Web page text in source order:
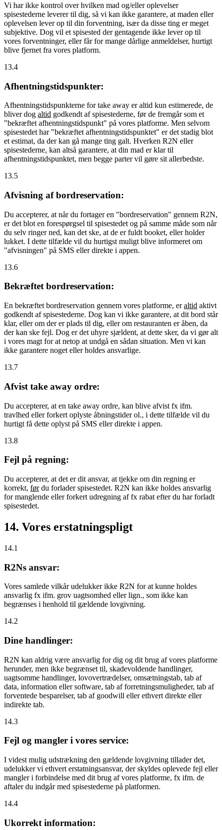
Vi har ikke kontrol over hvilken mad og/eller oplevelser
spisestederne leverer til dig, så vi kan ikke garantere, at maden eller
oplevelsen lever op til din forventning, især da disse ting er meget
subjektive. Dog vil et spisested der gentagende ikke lever op til
vores forventninger, eller får for mange dårlige anmeldelser, hurtigt
blive fjernet fra vores platform.
13.4
Afhentningstidspunkter:
Afhentningstidspunkterne for take away er altid kun estimerede, de
bliver dog altid godkendt af spisestederne, før de fremgår som et
"bekræftet afhentningstidspunkt" på vores platforme. Men selvom
spisestedet har "bekræftet afhentningstidspunktet" er det stadig blot
et estimat, da der kan gå mange ting galt. Hverken R2N eller
spisestederne, kan altså garantere, at din mad er klar til
afhentningstidspunktet, men begge parter vil gøre sit allerbedste.
13.5
Afvisning af bordreservation:
Du accepterer, at når du fortager en "bordreservation" gennem R2N,
er det blot en forespørgsel til spisestedet og på samme måde som når
du selv ringer ned, kan det ske, at de er fuldt booket, eller holder
lukket. I dette tilfælde vil du hurtigst muligt blive informeret om
"afvisningen" på SMS eller direkte i appen.
13.6
Bekræftet bordreservation:
En bekræftet bordreservation gennem vores platforme, eraltid aktivt
godkendt af spisestederne. Dog kan vi ikke garantere, at dit bord står
klar, eller om der er plads til dig, eller om restauranten er åben, da
der kan ske fejl. Dog er det uhyre sjældent, at dette sker, da vi gør alt
i vores magt for at netop at undgå en sådan situation. Men vi kan
ikke garantere noget eller holdes ansvarlige.
13.7
Afvist take away ordre:
Du accepterer, at en take away ordre, kan blive afvist fx ifm.
travlhed eller forkert oplyste åbningstider ol., i dette tilfælde vil du
hurtigt få dette oplyst på SMS eller direkte i appen.
13.8
Fejl på regning:
Du accepterer, at det er dit ansvar, at tjekke om din regning er
korrekt, førdu forlader spisestedet. R2N kan ikke holdes ansvarlig
for manglende eller forkert udregning af fx rabat efter du har forladt
spisestedet.
14. Vores erstatningspligt
14.1
R2Ns ansvar:
Vores samlede vilkår udelukker ikke R2N for at kunne holdes
ansvarlig fx ifm. grov uagtsomhed eller lign., som ikke kan
begrænses i henhold til gældende lovgivning.
14.2
Dine handlinger:
R2N kan aldrig være ansvarlig for dig og dit brug af vores platforme
herunder, men ikke begrænset til, skadevoldende handlinger,
uagtsomme handlinger, lovovertrædelser, omsætningstab, tab af
data, information eller software, tab af forretningsmuligheder, tab af
forventede besparelser, tab af goodwill eller ethvert direkte eller
indirekte tab.
14.3
Fejl og mangler i vores service:
I videst mulig udstrækning den gældende lovgivning tillader det,
udelukker vi ethvert erstatningsansvar, der skyldes oplevede fejl eller
mangler i forbindelse med dit brug af vores platforme, fx ifm. de
aftaler du indgår med spisestederne på platformen.
14.4
Ukorrekt information: